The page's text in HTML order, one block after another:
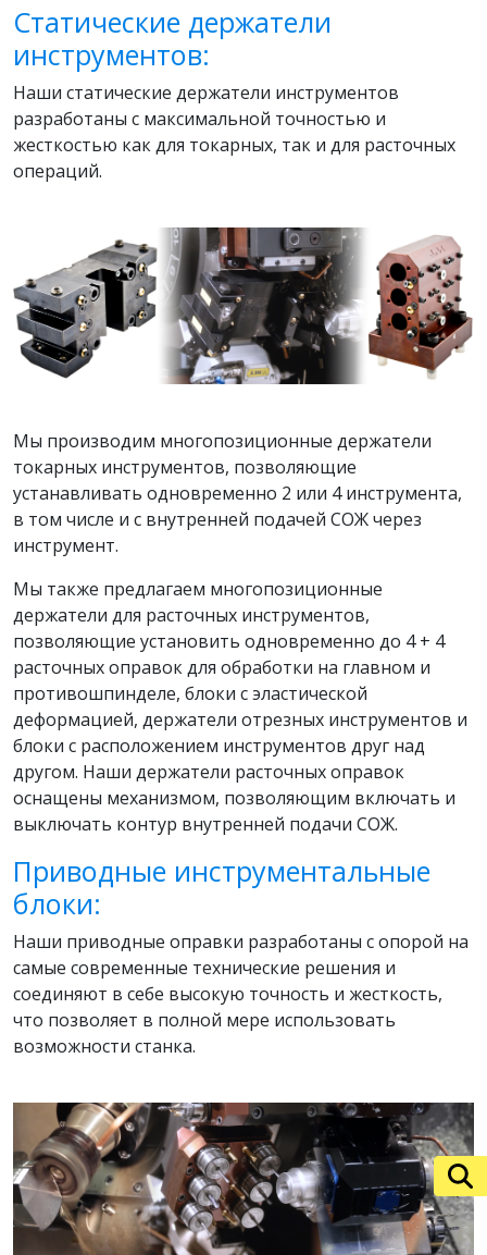
Статические держатели
инструментов:
Наши статические держатели инструментов
разработаны с максимальной точностью и
жесткостью как для токарных, так и для расточных
операций.
Мы производим многопозиционные держатели
токарных инструментов, позволяющие
устанавливать одновременно 2 или 4 инструмента,
в том числе и с внутренней подачей СОЖ через
инструмент.
Мы также предлагаем многопозиционные
держатели для расточных инструментов,
позволяющие установить одновременно до 4 + 4
расточных оправок для обработки на главном и
противошпинделе, блоки с эластической
деформацией, держатели отрезных инструментов и
блоки с расположением инструментов друг над
другом. Наши держатели расточных оправок
оснащены механизмом, позволяющим включать и
выключать контур внутренней подачи СОЖ.
Приводные инструментальные
блоки:
Наши приводные оправки разработаны с опорой на
самые современные технические решения и
соединяют в себе высокую точность и жесткость,
что позволяет в полной мере использовать
возможности станка.